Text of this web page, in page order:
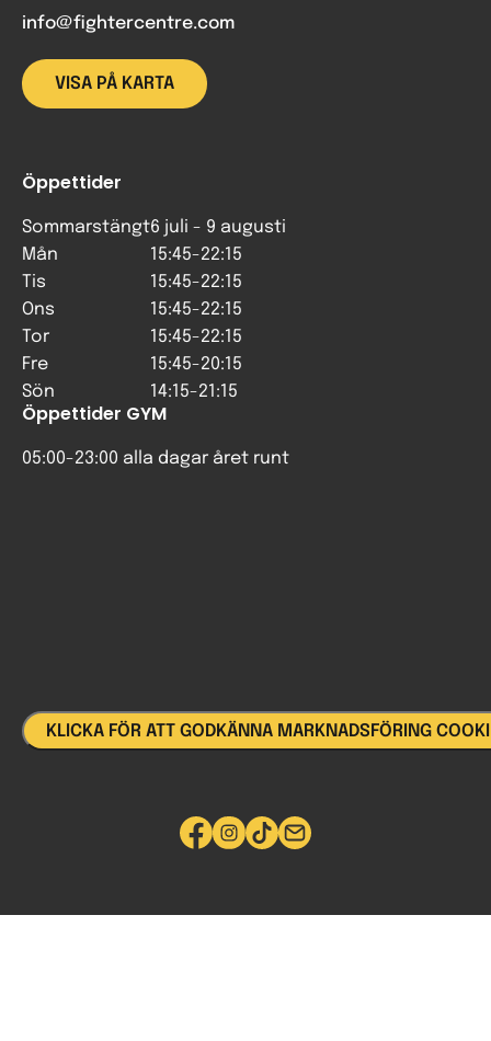
info@fightercentre.com
VISA PÅ KARTA
Öppettider
Sommarstängt6 juli - 9 augusti
Mån
15:45-22:15
Tis
15:45-22:15
Ons
15:45-22:15
Tor
15:45-22:15
Fre
15:45-20:15
Sön
14:15-21:15
Öppettider GYM
05:00-23:00 alla dagar året runt
KLICKA FÖR ATT GODKÄNNA MARKNADSFÖRING